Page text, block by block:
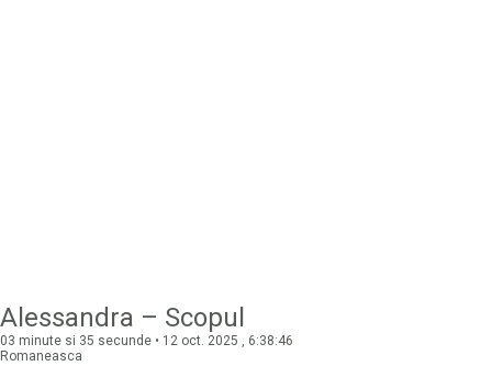
Alessandra – Scopul
03 minute si 35 secunde • 12 oct. 2025 , 6:38:46
Romaneasca